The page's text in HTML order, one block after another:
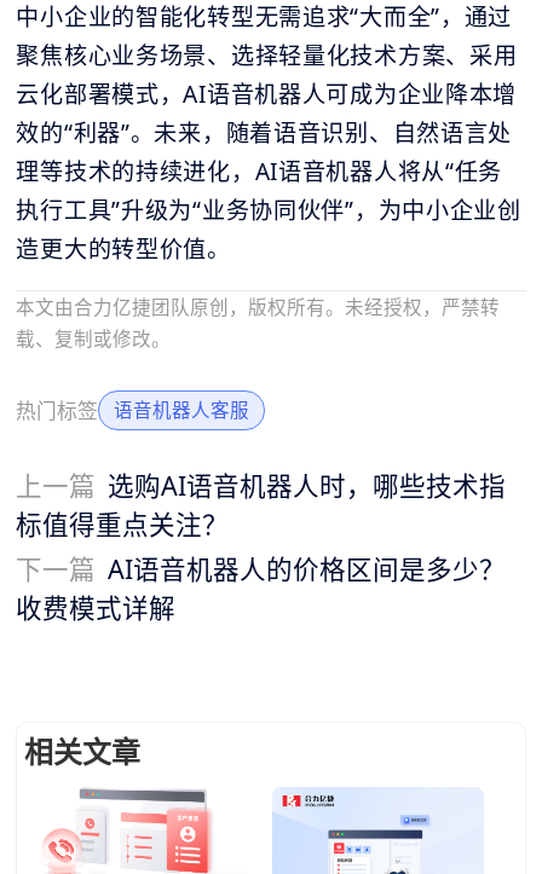
中小企业的智能化转型无需追求“大而全”，通过
聚焦核心业务场景、选择轻量化技术方案、采用
云化部署模式，AI语音机器人可成为企业降本增
效的“利器”。未来，随着语音识别、自然语言处
理等技术的持续进化，AI语音机器人将从“任务
执行工具”升级为“业务协同伙伴”，为中小企业创
造更大的转型价值。
本文由合力亿捷团队原创，版权所有。未经授权，严禁转
载、复制或修改。
热门标签 语音机器人客服
上一篇 选购AI语音机器人时，哪些技术指
标值得重点关注？
下一篇 AI语音机器人的价格区间是多少？
收费模式详解
相关文章